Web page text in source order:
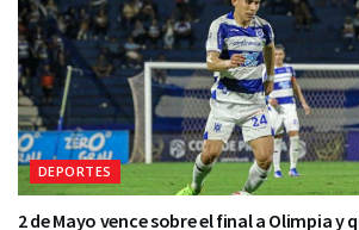
DEPORTES
2 de Mayo vence sobre el final a Olimpia y